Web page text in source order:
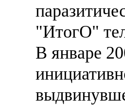
"ИтогО"
В январе